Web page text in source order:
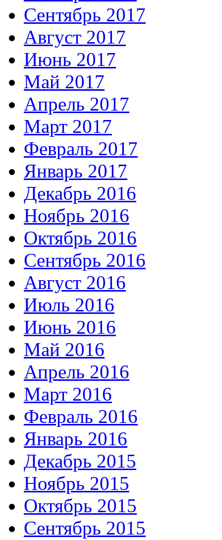
Сентябрь 2017
Август 2017
Июнь 2017
Май 2017
Апрель 2017
Март 2017
Февраль 2017
Январь 2017
Декабрь 2016
Ноябрь 2016
Октябрь 2016
Сентябрь 2016
Август 2016
Июль 2016
Июнь 2016
Май 2016
Апрель 2016
Март 2016
Февраль 2016
Январь 2016
Декабрь 2015
Ноябрь 2015
Октябрь 2015
Сентябрь 2015